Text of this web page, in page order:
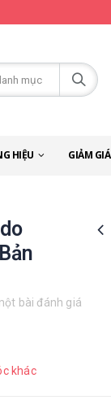
HIỆU GIẢM GIÁ
bài đánh giá
khác